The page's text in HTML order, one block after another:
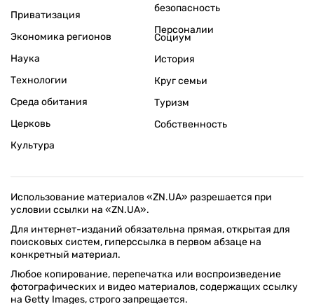
Приватизация
Экономика регионов
безопасность
Персоналии
Наука
Технологии
Среда обитания
Церковь
Культура
Социум
История
Круг семьи
Туризм
Собственность
Использование материалов «ZN.UA» разрешается при
условии ссылки на «ZN.UA».
Для интернет-изданий обязательна прямая, открытая для
поисковых систем, гиперссылка в первом абзаце на
конкретный материал.
Любое копирование, перепечатка или воспроизведение
фотографических и видео материалов, содержащих ссылку
на Getty Images, строго запрещается.